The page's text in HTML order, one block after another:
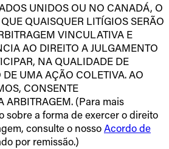
UNIDOS OU NO CANADÁ, O
QUAISQUER LITÍGIOS SERÃO
VINCULATIVA E
AO DIREITO A JULGAMENTO
NA QUALIDADE DE
UMA AÇÃO COLETIVA. AO
CONSENTE
ARBITRAGEM. (Para mais
sobre a forma de exercer o direito
consulte o nossoAcordo de
por remissão.)